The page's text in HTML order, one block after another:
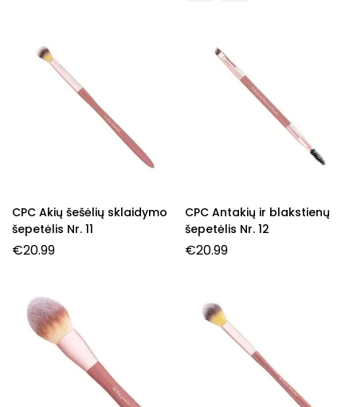
CPC Akių šešėlių sklaidymo
šepetėlis Nr. 11
€20.99
CPC Antakių ir blakstienų
šepetėlis Nr. 12
€20.99